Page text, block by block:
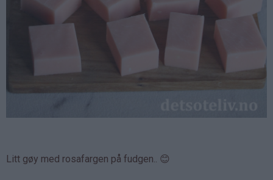
Litt gøy med rosafargen på fudgen.. 😊